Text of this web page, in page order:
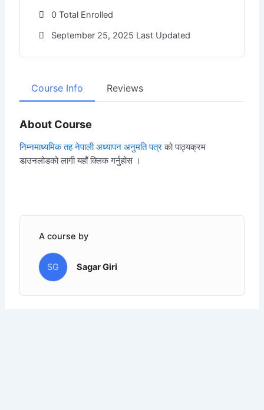
0 Total Enrolled
September 25, 2025 Last Updated
Course Info Reviews
About Course
निम्नमाध्यमिक तह नेपाली अध्यापन अनुमति पत्रको पाठ्यक्रम
डाउनलोडको लागी यहाँ क्लिक गर्नुहोस ।
A course by
SG Sagar Giri